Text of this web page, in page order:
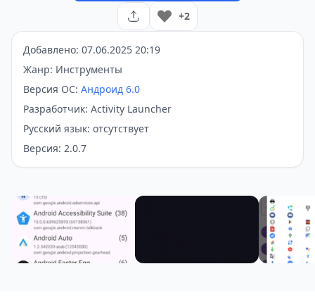
+2
Добавлено: 07.06.2025 20:19
Жанр: Инструменты
Версия ОС: Андроид 6.0
Разработчик: Activity Launcher
Русский язык: отсутствует
Версия: 2.0.7